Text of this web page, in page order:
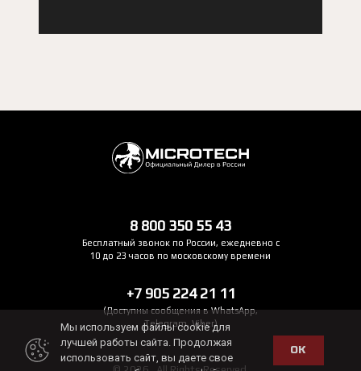
8 800 350 55 43
Бесплатный звонок по России, ежедневно с
10 до 23 часов по московскому времени
+7 905 224 21 11
(Доступны сообщения в WhatsApp,
Telegram, Viber)
Мы используем файлы cookie для
лучшей работы сайта. Продолжая
использовать сайт, вы даете свое
ОК